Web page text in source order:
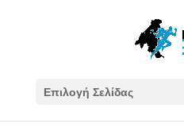
Επιλογή Σελίδας